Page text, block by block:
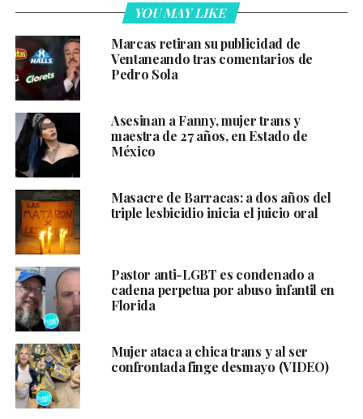
YOU MAY LIKE
Marcas retiran su publicidad de
Ventaneando tras comentarios de
Pedro Sola
Asesinan a Fanny, mujer trans y
maestra de 27 años, en Estado de
México
Masacre de Barracas: a dos años del
triple lesbicidio inicia el juicio oral
Pastor anti-LGBT es condenado a
cadena perpetua por abuso infantil en
Florida
Mujer ataca a chica trans y al ser
confrontada finge desmayo (VIDEO)